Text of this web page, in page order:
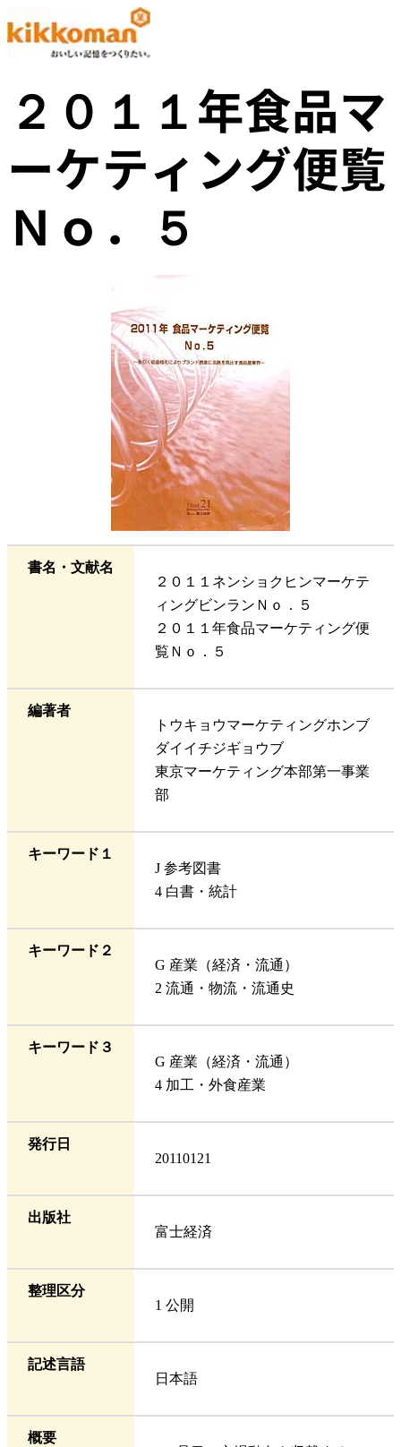
２０１１年食品マ
ーケティング便覧
Ｎｏ．５
書名・文献名
２０１１ネンショクヒンマーケテ
ィングビンランＮｏ．５
２０１１年食品マーケティング便
覧Ｎｏ．５
編著者
トウキョウマーケティングホンブ
ダイイチジギョウブ
東京マーケティング本部第一事業
部
キーワード１
J 参考図書
4 白書・統計
キーワード２
G 産業（経済・流通）
2 流通・物流・流通史
キーワード３
G 産業（経済・流通）
4 加工・外食産業
発行日
20110121
出版社
富士経済
整理区分
1 公開
記述言語
日本語
概要